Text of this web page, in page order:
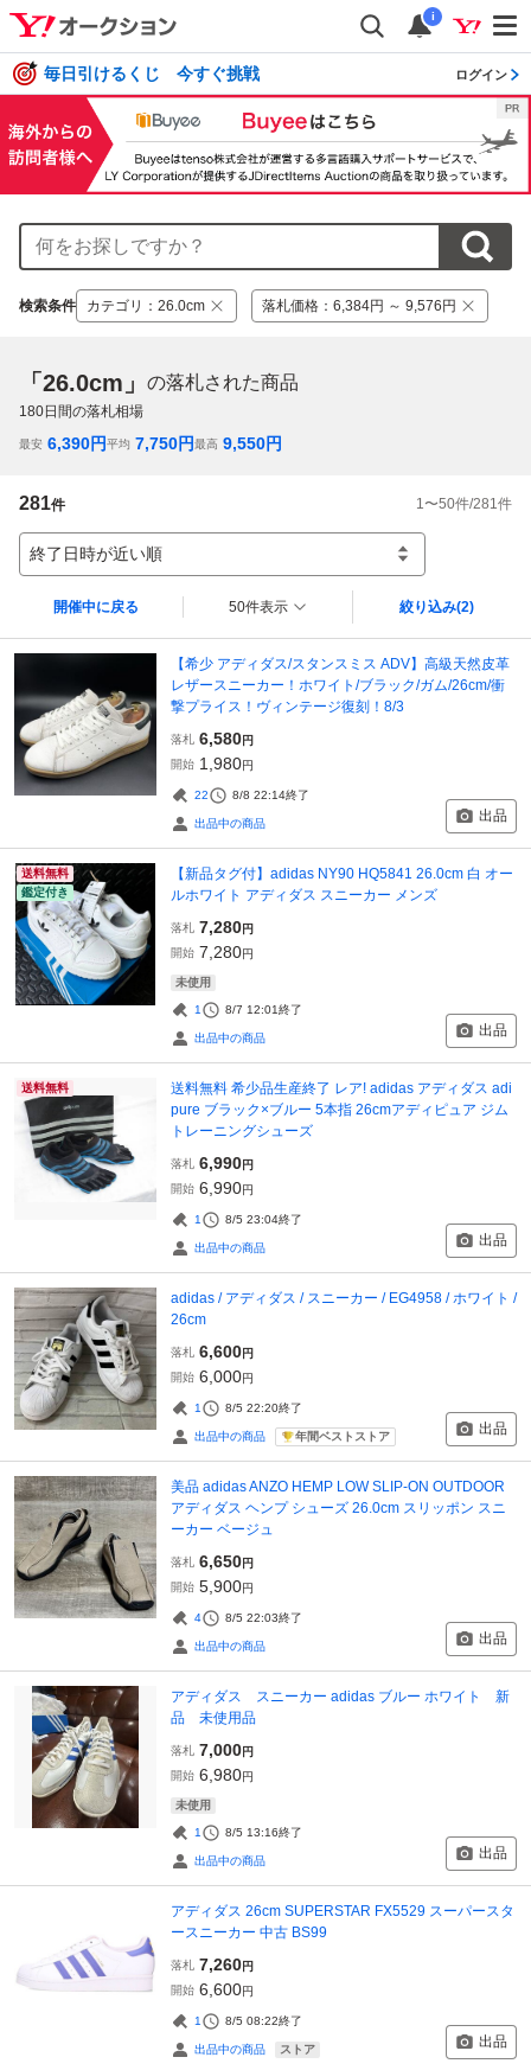
i
毎日引けるくじ 今すぐ挑戦 ログイン
検索条件 カテゴリ ： 26.0cm 落札価格 ： 6,384円 ～ 9,576円
「26.0cm」 の落札された商品
180日間の落札相場
最安 6,390円平均 7,750円最高 9,550円
281件 1 〜50件/281 件
終了日時が近い順
開催中に戻る 50件表示 絞り込み(2)
【希少 アディダス/スタンスミス ADV】高級天然皮革
レザースニーカー！ホワイト/ブラック/ガム/26cm/衝
撃プライス！ヴィンテージ復刻！8/3
落札 6,580円
開始 1,980円
22 8/8 22:14終了
出品中の商品 出品
送料無料
鑑定付き
【新品タグ付】adidas NY90 HQ5841 26.0cm 白 オー
ルホワイト アディダス スニーカー メンズ
落札 7,280円
開始 7,280円
未使用
1 8/7 12:01終了
出品中の商品 出品
送料無料
送料無料 希少品生産終了 レア! adidas アディダス adi
pure ブラック×ブルー 5本指 26cmアディピュア ジム
トレーニングシューズ
落札 6,990円
開始 6,990円
1 8/5 23:04終了
出品中の商品 出品
adidas / アディダス / スニーカー / EG4958 / ホワイト /
26cm
落札 6,600円
開始 6,000円
1 8/5 22:20終了
出品中の商品 年間ベストストア 出品
美品 adidas ANZO HEMP LOW SLIP-ON OUTDOOR
アディダス ヘンプ シューズ 26.0cm スリッポン スニ
ーカー ベージュ
落札 6,650円
開始 5,900円
4 8/5 22:03終了
出品中の商品 出品
アディダス スニーカー adidas ブルー ホワイト 新
品 未使用品
落札 7,000円
開始 6,980円
未使用
1 8/5 13:16終了
出品中の商品 出品
アディダス 26cm SUPERSTAR FX5529 スーパースタ
ースニーカー 中古 BS99
落札 7,260円
開始 6,600円
1 8/5 08:22終了
出品中の商品 ストア 出品